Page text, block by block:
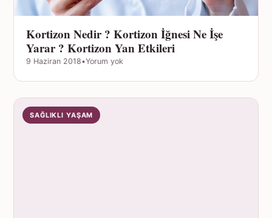
Kortizon Nedir ? Kortizon İğnesi Ne İşe
Yarar ? Kortizon Yan Etkileri
9 Haziran 2018•Yorum yok
SAĞLIKLI YAŞAM